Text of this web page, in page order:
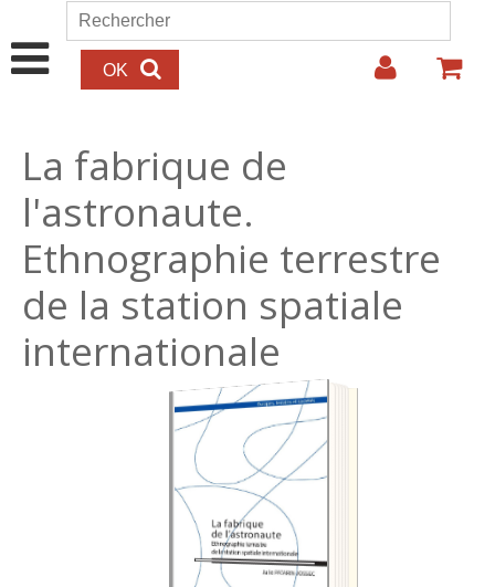
Aller au contenu principal
Formulaire de recherche
Rechercher
La fabrique de
l'astronaute.
Ethnographie terrestre
de la station spatiale
internationale
25.00€